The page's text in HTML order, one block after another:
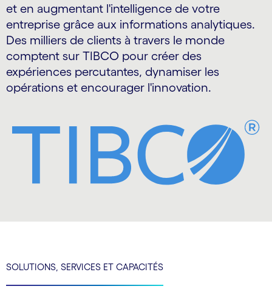
et en augmentant l'intelligence de votre
entreprise grâce aux informations analytiques.
Des milliers de clients à travers le monde
comptent sur TIBCO pour créer des
expériences percutantes, dynamiser les
opérations et encourager l'innovation.
SOLUTIONS, SERVICES ET CAPACITÉS